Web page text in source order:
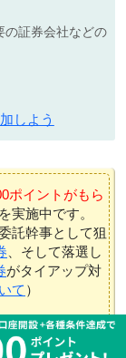
の証券会社などの
しよう
ポイントがもら
を実施中です。
委託幹事として狙
、そして落選し
がタイアップ対
て ）